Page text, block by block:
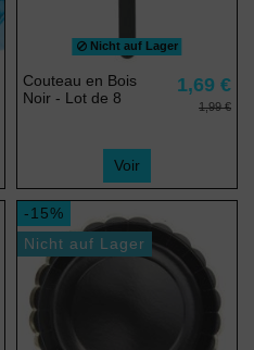
Nicht auf Lager
Couteau en Bois
Noir - Lot de 8
1,69 €
1,99 €
Voir
-15%
Nicht auf Lager